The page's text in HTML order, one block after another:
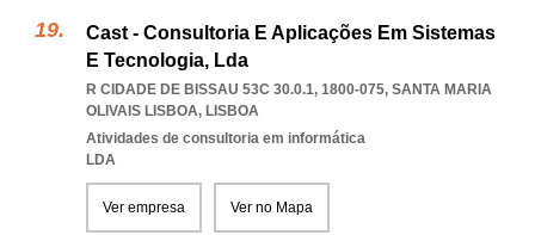
Cast - Consultoria E Aplicações Em Sistemas
E Tecnologia, Lda
R CIDADE DE BISSAU 53C 30.0.1, 1800-075, SANTA MARIA
OLIVAIS LISBOA, LISBOA
Atividades de consultoria em informática
LDA
Ver empresa Ver no Mapa